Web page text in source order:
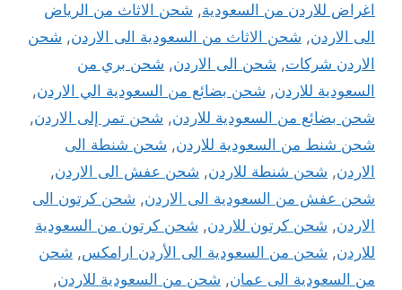
اغراض للاردن من السعودية, شحن الاثاث من الرياض
الى الاردن, شحن الاثاث من السعودية الى الاردن, شحن
الاردن شركات, شحن الى الاردن, شحن بري من
السعودية للاردن, شحن بضائع من السعودية الي الاردن,
شحن بضائع من السعودية للاردن, شحن تمر إلى الاردن,
شحن شنط من السعودية للاردن, شحن شنطة الى
الاردن, شحن شنطة للاردن, شحن عفش الى الاردن,
شحن عفش من السعودية الى الاردن, شحن كرتون الى
الاردن, شحن كرتون للاردن, شحن كرتون من السعودية
للاردن, شحن من السعودية الى الأردن ارامكس, شحن
من السعودية الى عمان, شحن من السعودية للاردن,